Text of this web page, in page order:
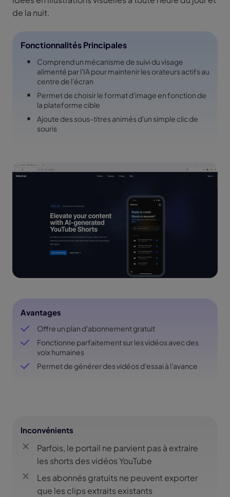
de la nuit.
Fonctionnalités Principales
Comprend un mécanisme de suivi du visage
alimenté par l'IA pour maintenir les orateurs actifs au
centre de l'écran
Permet de choisir le format d'image en fonction de
la plateforme cible
Ajoute des sous-titres animés d'un simple clic de
souris
Avantages
Offre un plan d'abonnement gratuit
Fonctionne parfaitement sur les vidéos avec des
voix humaines
Permet de générer des vidéos d'essai à l'avance
Inconvénients
Parfois, le portail ne parvient pas à extraire
les shorts des vidéos YouTube
Les abonnés gratuits ne peuvent exporter
que les clips extraits existants